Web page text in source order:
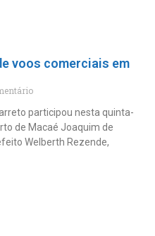
voos comerciais em
participou nesta quinta-
de Macaé Joaquim de
Welberth Rezende,